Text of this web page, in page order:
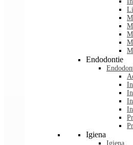
Endodontie
Igiena
Igiena